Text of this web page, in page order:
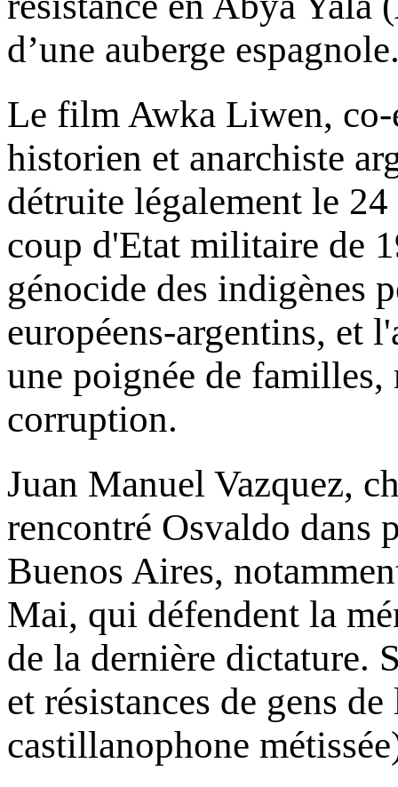
d’une auberge
Le film Awka Liwen,
historien et anarchiste
détruite légalement le
coup d'Etat militaire de
génocide des indigènes
européens-argentins, et
une poignée de familles,
corruption.
Juan Manuel Vazquez,
rencontré Osvaldo dans
Buenos Aires,
Mai, qui défendent la
de la dernière dictature.
et résistances de gens
castillanophone